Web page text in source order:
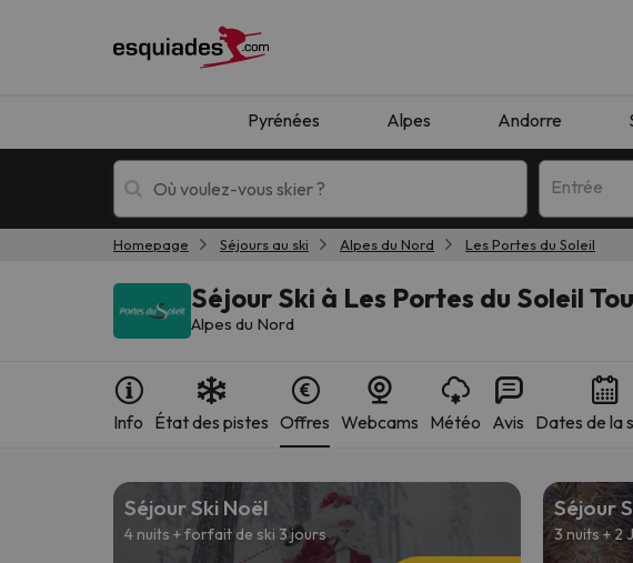
Pyrénées Alpes Andorre
Entrée
Séjours au ski Séjours montagne
Homepage Séjours au ski Alpes du Nord Les Portes du Soleil
Séjour Ski à Les Portes du Soleil
Alpes du Nord
Info État des pistes Offres Webcams Météo Avis Dates de la
Séjour Ski Noël
4 nuits + forfait de ski 3 jours
Séjour
3 nuits + 2